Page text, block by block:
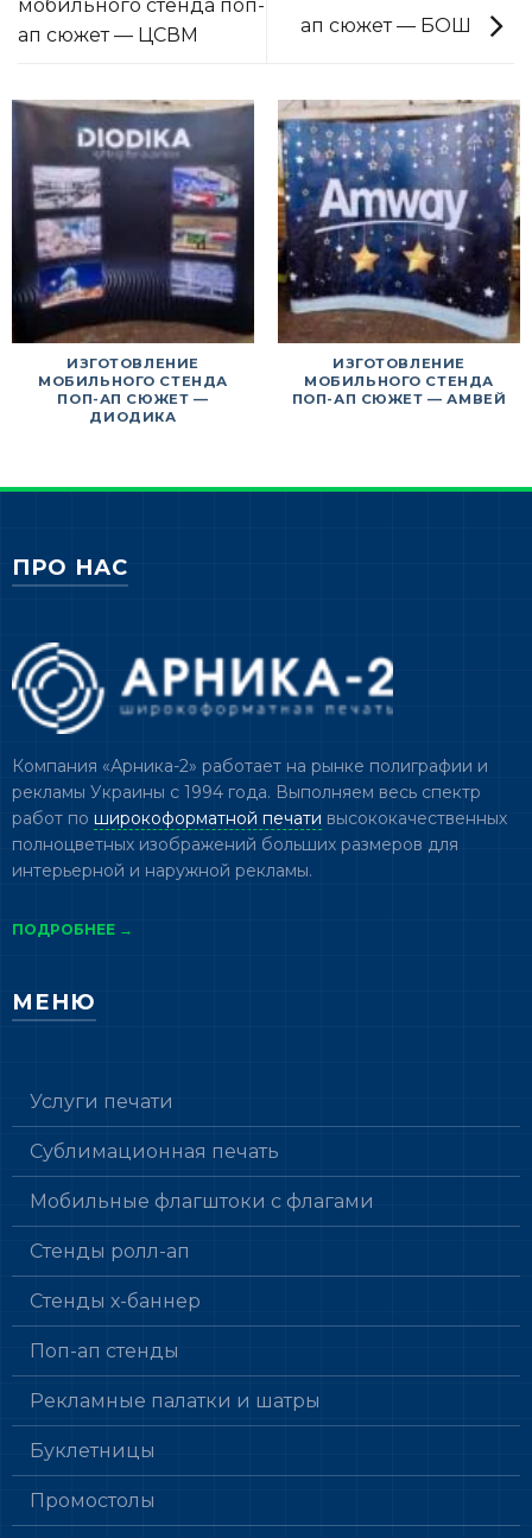
мобильного стенда поп-
ап сюжет — ЦСВМ
ап сюжет — БОШ
ИЗГОТОВЛЕНИЕ
МОБИЛЬНОГО СТЕНДА
ПОП-АП СЮЖЕТ —
ДИОДИКА
ИЗГОТОВЛЕНИЕ
МОБИЛЬНОГО СТЕНДА
ПОП-АП СЮЖЕТ — АМВЕЙ
ПРО НАС
Компания «Арника-2» работает на рынке полиграфии и
рекламы Украины с 1994 года. Выполняем весь спектр
работ по широкоформатной печати высококачественных
полноцветных изображений больших размеров для
интерьерной и наружной рекламы.
ПОДРОБНЕЕ →
МЕНЮ
Услуги печати
Сублимационная печать
Мобильные флагштоки с флагами
Стенды ролл-ап
Стенды х-баннер
Поп-ап стенды
Рекламные палатки и шатры
Буклетницы
Промостолы